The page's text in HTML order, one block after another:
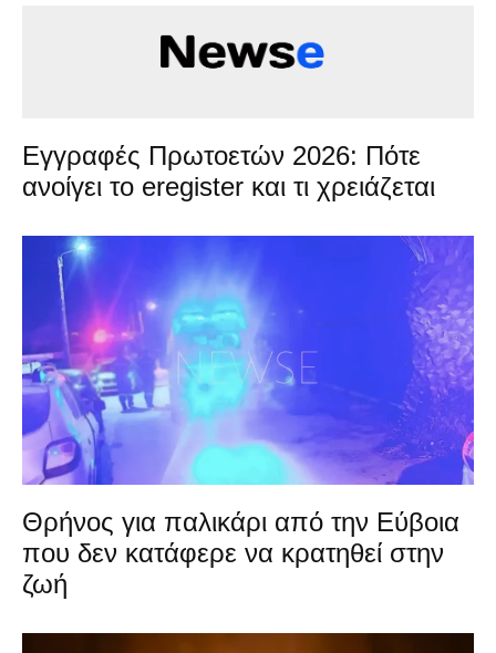
Εγγραφές Πρωτοετών 2026: Πότε
ανοίγει το eregister και τι χρειάζεται
Θρήνος για παλικάρι από την Εύβοια
που δεν κατάφερε να κρατηθεί στην
ζωή